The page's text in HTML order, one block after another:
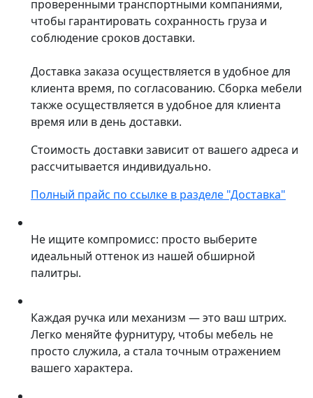
проверенными транспортными компаниями,
чтобы гарантировать сохранность груза и
соблюдение сроков доставки.
Доставка заказа осуществляется в удобное для
клиента время, по согласованию. Сборка мебели
также осуществляется в удобное для клиента
время или в день доставки.
Стоимость доставки зависит от вашего адреса и
рассчитывается индивидуально.
Полный прайс по ссылке в разделе "Доставка"
Не ищите компромисс: просто выберите
идеальный оттенок из нашей обширной
палитры.
Каждая ручка или механизм — это ваш штрих.
Легко меняйте фурнитуру, чтобы мебель не
просто служила, а стала точным отражением
вашего характера.